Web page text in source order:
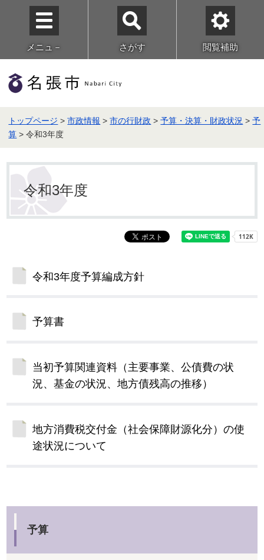
メニュ－ さがす 閲覧補助
トップページ >市政情報 >市の行財政 >予算・決算・財政状況 >予
算 > 令和3年度
令和3年度
令和3年度予算編成方針
予算書
当初予算関連資料（主要事業、公債費の状
況、基金の状況、地方債残高の推移）
地方消費税交付金（社会保障財源化分）の使
途状況について
予算